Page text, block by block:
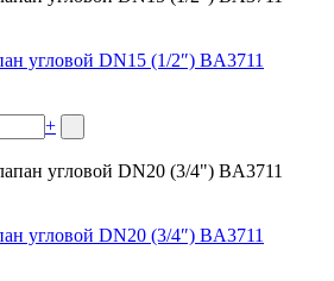
угловой DN15 (1/2″) BA3711
+
угловой DN20 (3/4″) BA3711